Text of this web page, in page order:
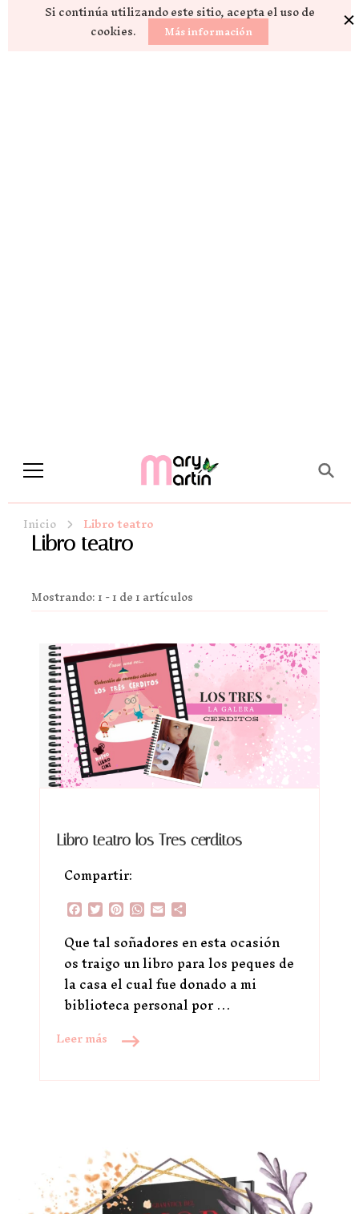
Si continúa utilizando este sitio, acepta el uso de
cookies. Más información
Novela Romántica y Lifestyle
Inicio Libro teatro
Libro teatro
Mostrando: 1 - 1 de 1 artículos
Libro teatro los Tres cerditos
Compartir:
Facebook
Twitter
Pinterest
WhatsApp
Email
Que tal soñadores en esta ocasión
os traigo un libro para los peques de
la casa el cual fue donado a mi
biblioteca personal por …
Leer más